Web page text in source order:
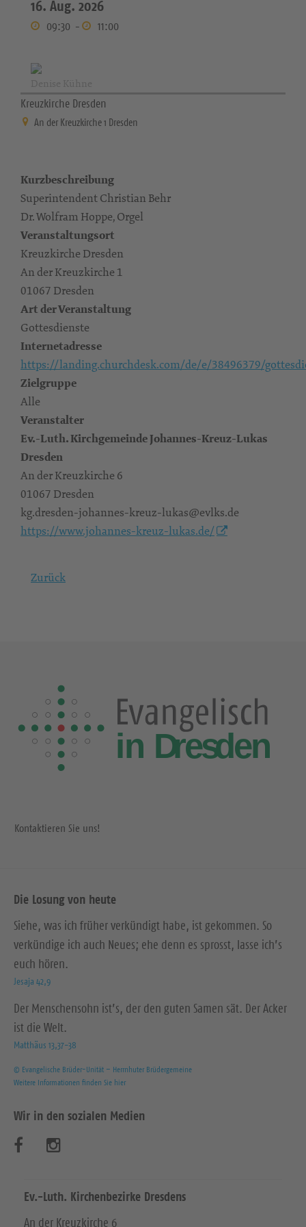
16. Aug. 2026
09:30 - 11:00
Kreuzkirche Dresden
An der Kreuzkirche 1 Dresden
Kurzbeschreibung
Superintendent Christian Behr
Dr. Wolfram Hoppe, Orgel
Veranstaltungsort
Kreuzkirche Dresden
An der Kreuzkirche 1
01067 Dresden
Art der Veranstaltung
Gottesdienste
Internetadresse
https://landing.churchdesk.com/de/e/38496379/
Zielgruppe
Alle
Veranstalter
Ev.-Luth. Kirchgemeinde Johannes-Kreuz-Lukas
Dresden
An der Kreuzkirche 6
01067 Dresden
kg.dresden-johannes-kreuz-lukas@evlks.de
https://www.johannes-kreuz-lukas.de/
Zurück
Kontaktieren Sie uns!
Die Losung von heute
Siehe, was ich früher verkündigt habe, ist gekommen. So
verkündige ich auch Neues; ehe denn es sprosst, lasse ich’s
euch hören.
Jesaja 42,9
Der Menschensohn ist’s, der den guten Samen sät. Der Acker
ist die Welt.
Matthäus 13,37-38
© Evangelische Brüder-Unität – Herrnhuter Brüdergemeine
Weitere Informationen finden Sie hier
Wir in den sozialen Medien
s
s
Ev.-Luth. Kirchenbezirke Dresdens
An der Kreuzkirche 6